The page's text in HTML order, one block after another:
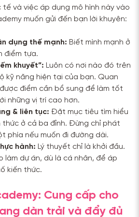
tế và việc áp dụng mô hình này vào
muốn gửi đến bạn lời khuyên:
dụng thế mạnh: Biết mình mạnh ở
điểm tựa.
khuyết”: Luôn có nơi nào đó trên
kỹ năng hiện tại của bạn. Quan
điểm cần bổ sung để làm tốt
những vị trí cao hơn.
& liên tục: Đặt mục tiêu tìm hiểu
thức ở cả ba đỉnh. Đừng chỉ phát
phía nếu muốn đi đường dài.
hành: Lý thuyết chỉ là khởi đầu.
làm dự án, dù là cá nhân, để áp
kiến thức.
Cung cấp cho
dàn trải và đẩy đủ